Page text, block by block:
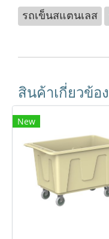
รถเข็นสแตนเลส
สินค้าเกี่ยวข้อง
New